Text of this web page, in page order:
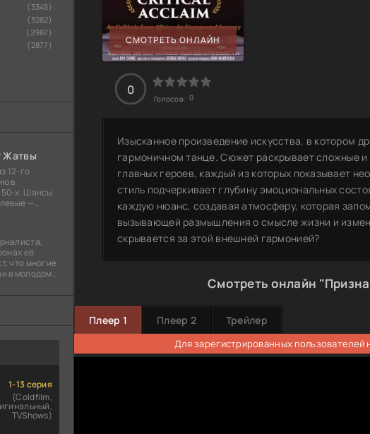
(3345)
(3282)
(2987)
(2877)
Жатвы
12-го
в
50-х. Шансы
—
её
что многие
в молодом
1-13 серия
(Coldfilm,
TVShows)
СМОТРЕТЬ ОНЛАЙН
0
Голосов: 0
Изысканное произведение искусства, в котором
гармоничном танце. Сюжет раскрывает сложные
главных героев, каждый из которых показывает
стиль подчеркивает глубину эмоциональных
каждую нюанс, создавая атмосферу, которая
вызывающей размышления о смысле жизни и
скрывается за этой внешней гармонией?
Смотреть онлайн
Плеер 1 Плеер 2 Трейлер
Для зарегистрированных